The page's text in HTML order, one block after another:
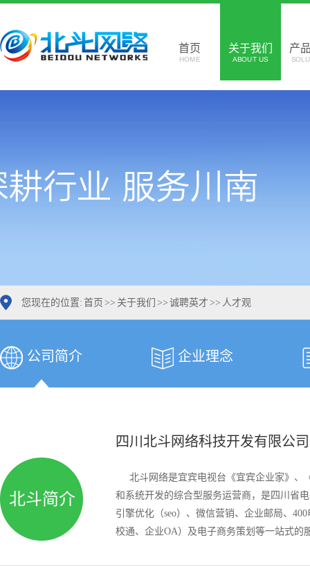
首页
HOME
关于我们
ABOUT US
产
您现在的位置: 首页 >> 关于我们 >> 诚聘英才 >> 人才观
公司简介 企业理念
北斗简介
四川北斗网络科技开发有限公
北斗网络是宜宾电视台《宜宾企业家》、
和系统开发的综合型服务运营商，是四川省
引擎优化（seo）、微信营销、企业邮局、
校通、企业OA）及电子商务策划等一站式的